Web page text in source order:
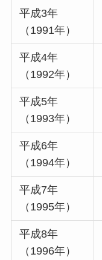
平成3年
（1991年）
平成4年
（1992年）
平成5年
（1993年）
平成6年
（1994年）
平成7年
（1995年）
平成8年
（1996年）